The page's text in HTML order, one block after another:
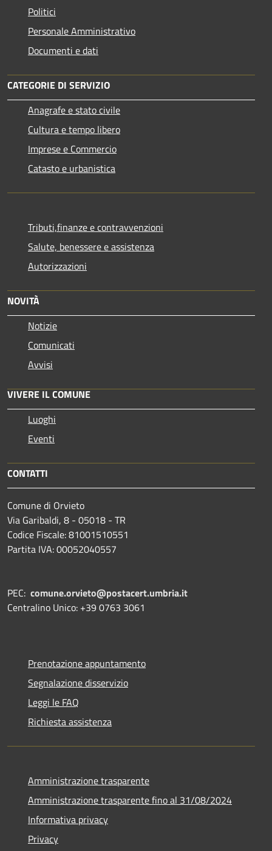
Politici
Personale Amministrativo
Documenti e dati
CATEGORIE DI SERVIZIO
Anagrafe e stato civile
Cultura e tempo libero
Imprese e Commercio
Catasto e urbanistica
Tributi,finanze e contravvenzioni
Salute, benessere e assistenza
Autorizzazioni
NOVITÀ
Notizie
Comunicati
Avvisi
VIVERE IL COMUNE
Luoghi
Eventi
CONTATTI
Comune di Orvieto
Via Garibaldi, 8 - 05018 - TR
Codice Fiscale: 81001510551
Partita IVA: 00052040557
PEC: comune.orvieto@postacert.umbria.it
Centralino Unico: +39 0763 3061
Prenotazione appuntamento
Segnalazione disservizio
Leggi le FAQ
Richiesta assistenza
Amministrazione trasparente
Amministrazione trasparente fino al 31/08/2024
Informativa privacy
Privacy